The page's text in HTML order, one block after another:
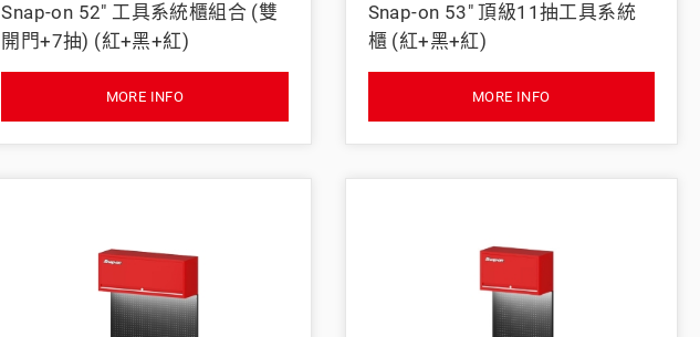
Snap-on 52" 工具系統櫃組合 (雙
開門+7抽) (紅+黑+紅)
MORE INFO
Snap-on 53" 頂級11抽工具系統
櫃 (紅+黑+紅)
MORE INFO